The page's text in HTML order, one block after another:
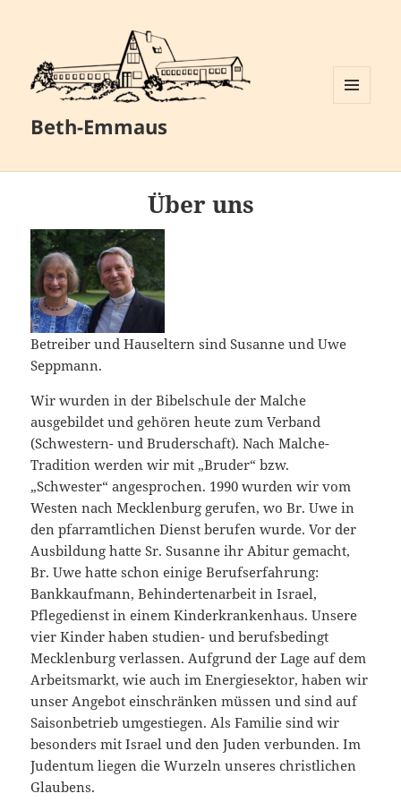
Beth-Emmaus
Über uns
Betreiber und Hauseltern sind Susanne und Uwe
Seppmann.
Wir wurden in der Bibelschule der Malche
ausgebildet und gehören heute zum Verband
(Schwestern- und Bruderschaft). Nach Malche-
Tradition werden wir mit „Bruder“ bzw.
„Schwester“ angesprochen. 1990 wurden wir vom
Westen nach Mecklenburg gerufen, wo Br. Uwe in
den pfarramtlichen Dienst berufen wurde. Vor der
Ausbildung hatte Sr. Susanne ihr Abitur gemacht,
Br. Uwe hatte schon einige Berufserfahrung:
Bankkaufmann, Behindertenarbeit in Israel,
Pflegedienst in einem Kinderkrankenhaus. Unsere
vier Kinder haben studien- und berufsbedingt
Mecklenburg verlassen. Aufgrund der Lage auf dem
Arbeitsmarkt, wie auch im Energiesektor, haben wir
unser Angebot einschränken müssen und sind auf
Saisonbetrieb umgestiegen. Als Familie sind wir
besonders mit Israel und den Juden verbunden. Im
Judentum liegen die Wurzeln unseres christlichen
Glaubens.